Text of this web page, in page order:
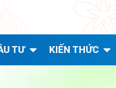
TƯ KIẾN THỨC